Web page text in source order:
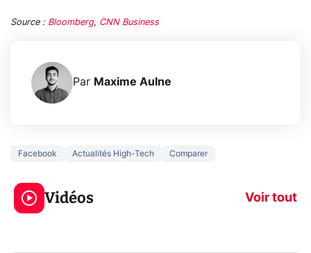
Source : Bloomberg, CNN Business
Par Maxime Aulne
Facebook Actualités High-Tech Comparer
Vidéos Voir tout
5 générations de
jeux dans la
prochaine Xbox !
navigation